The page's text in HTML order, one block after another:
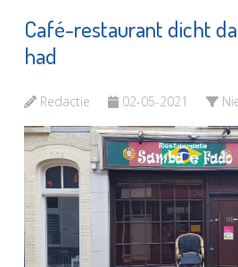
Café-restaurant dicht
had
Redactie 02-05-2021